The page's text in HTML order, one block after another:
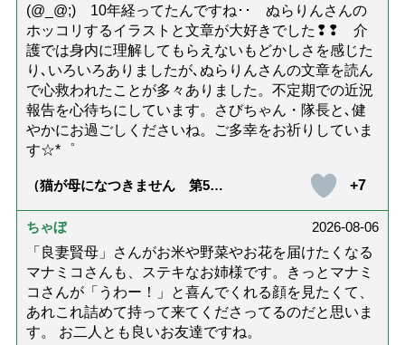
(@_@;) 10年経ってたんですね･･ ぬらりんさんの
ホッコリするイラストと文章が大好きでした❢❢ 介
護では身内に理解してもらえないもどかしさを感じた
り､いろいろありましたが､ぬらりんさんの文章を読ん
で心救われたことが多々ありました。不定期での近況
報告を心待ちにしています。さびちゃん・隊長と､健
やかにお過ごしくださいね。ご多幸をお祈りしていま
す☆*゜
（猫が母になつきません 第500
+7
ちゃぼ
2026-08-06
「良妻賢母」さんがお米や野菜やお花を届けたくなる
マナミコさんも、ステキなお姉様です。きっとマナミ
コさんが「うわー！」と喜んでくれる顔を見たくて、
あれこれ詰めて持って来てくださってるのだと思いま
す。 お二人とも良いお友達ですね。